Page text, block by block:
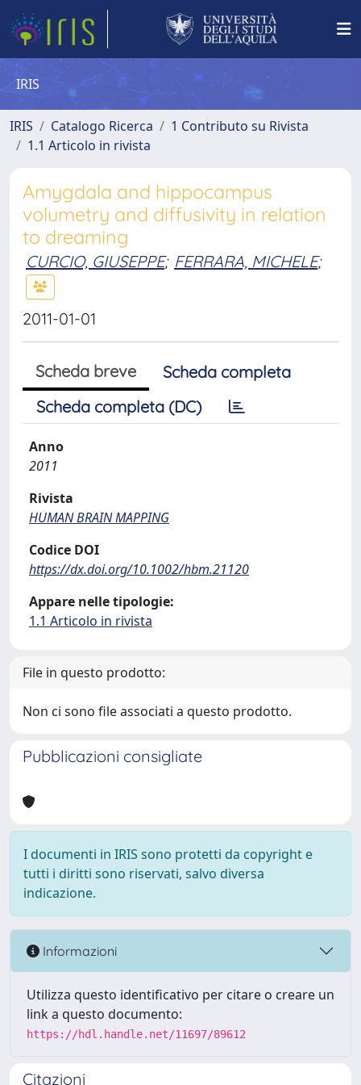
IRIS
IRIS Catalogo Ricerca
1 Contributo su Rivista
1.1 Articolo in rivista
Amygdala and hippocampus
volumetry and diffusivity in relation
to dreaming
CURCIO, GIUSEPPE; FERRARA, MICHELE;
2011-01-01
Scheda breve
Scheda completa
Scheda completa (DC)
Anno
2011
Rivista
HUMAN BRAIN MAPPING
Codice DOI
https://dx.doi.org/10.1002/hbm.21120
Appare nelle tipologie:
1.1 Articolo in rivista
File in questo prodotto:
Non ci sono file associati a questo prodotto.
Pubblicazioni consigliate
I documenti in IRIS sono protetti da copyright e
tutti i diritti sono riservati, salvo diversa
indicazione.
Informazioni
Utilizza questo identificativo per citare o creare un
link a questo documento:
https://hdl.handle.net/11697/89612
Citazioni